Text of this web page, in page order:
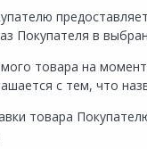
Покупателя в
товара на
с тем, что
товара